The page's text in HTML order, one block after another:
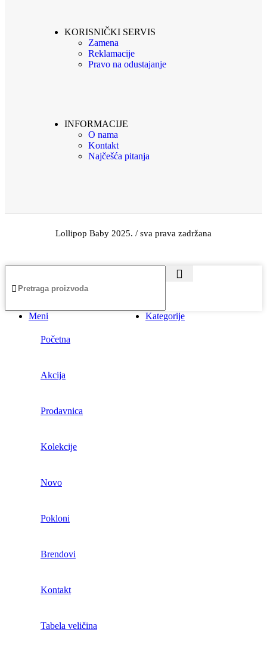
KORISNIČKI SERVIS
Zamena
Reklamacije
Pravo na odustajanje
INFORMACIJE
O nama
Kontakt
Najčešća pitanja
Lollipop Baby 2025. / sva prava zadržana
Meni Kategorije
Početna
Akcija
Prodavnica
Kolekcije
Novo
Pokloni
Brendovi
Kontakt
Tabela veličina